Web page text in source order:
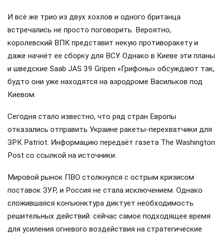
И всё же трио из двух хохлов и одного британца
встречались не просто поговорить. Вероятно,
королевский ВПК представит некую противоракету и
даже начнёт ее сборку для ВСУ. Однако в Киеве эти планы
и шведские Saab JAS 39 Gripen «Грифоны» обсуждают так,
будто они уже находятся на аэродроме Васильков под
Киевом.
Сегодня стало известно, что ряд стран Европы
отказались отправить Украине ракеты-перехватчики для
ЗРК Patriot. Информацию передаёт газета The Washington
Post со ссылкой на источники.
Мировой рынок ПВО столкнулся с острым кризисом
поставок ЗУР, и Россия не стала исключением. Однако
сложившаяся конъюнктура диктует необходимость
решительных действий: сейчас самое подходящее время
для усиления огневого воздействия на стратегические